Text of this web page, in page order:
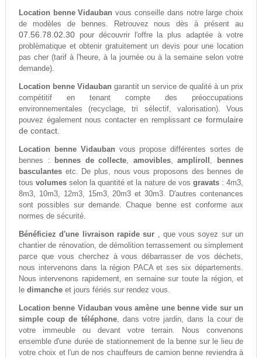
Location benne Vidauban vous conseille dans notre large choix
de modèles de bennes. Retrouvez nous dès à présent au
07.56.78.02.30pour découvrir l'offre la plus adaptée à votre
problèmatique et obtenir gratuitement un devis pour une location
pas cher (tarif à l'heure, à la journée ou à la semaine selon votre
demande).
Location benne Vidauban garantit un service de qualité à un prix
compétitif en tenant compte des préoccupations
environnementales (recyclage, tri sélectif, valorisation). Vous
pouvez également nous contacter en remplissantce formulaire
de contact.
Location benne Vidauban vous propose différentes sortes de
bennes :
bennes de collecte, amovibles,ampliroll ,
bennes
basculantesetc. De plus, nous vous proposons des bennes de
tousvolumes selon la quantité et la nature de vos gravats: 4m3,
8m3, 10m3, 12m3, 15m3, 20m3 et 30m3. D'autres contenances
sont possibles sur demande. Chaque benne est conforme aux
normes de sécurité.
Bénéficiez d'une livraison rapide sur , que vous soyez sur un
chantier de rénovation, de démolition terrassement ou simplement
parce que vous cherchez à vous débarrasser de vos déchets,
nous intervenons dans la région PACA et ses six départements.
Nous intervenons rapidement, en semaine sur toute la région, et
le dimancheet jours fériés sur rendez vous.
Location benne Vidauban vous amène une benne vide sur un
simple coup de téléphone, dans votre jardin, dans la cour de
votre immeuble ou devant votre terrain. Nous convenons
ensemble d'une durée de stationnement de la benne sur le lieu de
votre choix et l'un de nos chauffeurs de camion benne reviendra à